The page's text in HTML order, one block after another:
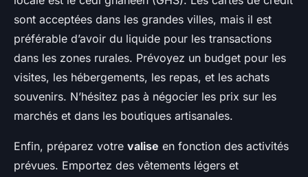
sont acceptées dans les grandes villes, mais il est
préférable d’avoir du liquide pour les transactions
dans les zones rurales. Prévoyez un budget pour les
visites, les hébergements, les repas, et les achats
souvenirs. N’hésitez pas à négocier les prix sur les
marchés et dans les boutiques artisanales.
Enfin, préparez votre valise en fonction des activités
prévues. Emportez des vêtements légers et